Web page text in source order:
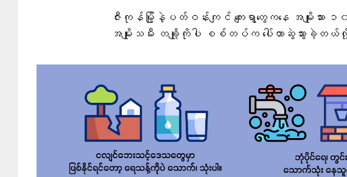
ဇီးကုန်မြို့နဲ့ပတ်ဝန်းကျင် ကျေးရွာတွေက​နေ အမျိုးသ
အမျိုးသမီး တချို့ကိုပါ ​စစ်တပ်က ​ပေါ်တာဆွဲသွားခဲ့